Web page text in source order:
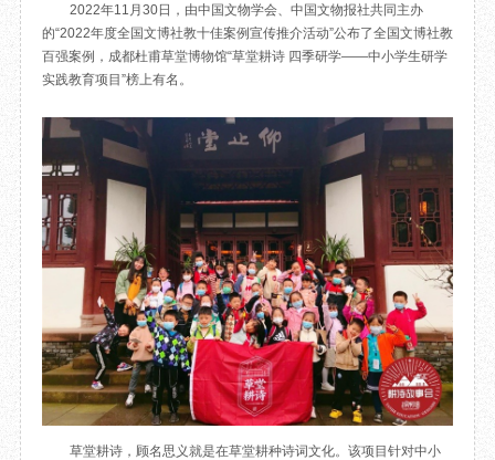
请
文创精品
IP授权
草堂艺术中心
文创咨询
诗史堂
柴门
工部祠
少陵草堂碑亭
茅屋景区
唐代遗址
红墙花径
草堂影壁
大雅堂
万佛楼
草堂书院
2022年11月30日，由中国文物学会、中国文物报社共同主办
的“2022年度全国文博社教十佳案例宣传推介活动”公布了全国文博社教
百强案例，成都杜甫草堂博物馆“草堂耕诗 四季研学——中小学生研学
实践教育项目”榜上有名。
草堂耕诗，顾名思义就是在草堂耕种诗词文化。该项目针对中小